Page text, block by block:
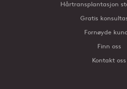
Hårtransplantasjon
Gratis
Fornøyde
Finn oss
Kontakt oss